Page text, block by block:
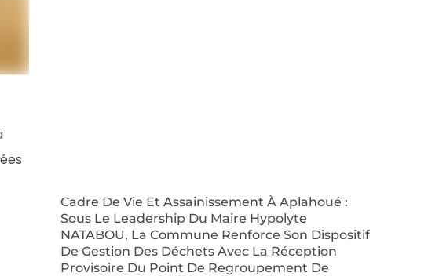
Cadre De Vie Et Assainissement À Aplahoué :
Sous Le Leadership Du Maire Hypolyte
NATABOU, La Commune Renforce Son Dispositif
De Gestion Des Déchets Avec La Réception
Provisoire Du Point De Regroupement De